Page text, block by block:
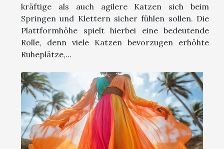
kräftige als auch agilere Katzen sich beim
Springen und Klettern sicher fühlen sollen. Die
Plattformhöhe spielt hierbei eine bedeutende
Rolle, denn viele Katzen bevorzugen erhöhte
Ruheplätze,...